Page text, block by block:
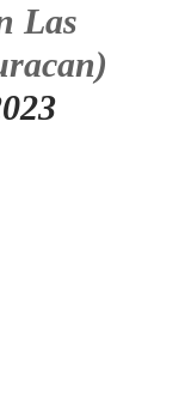
Las